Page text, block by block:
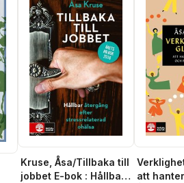
Kruse, Åsa/Tillbaka till
jobbet E-bok : Hållbar
att